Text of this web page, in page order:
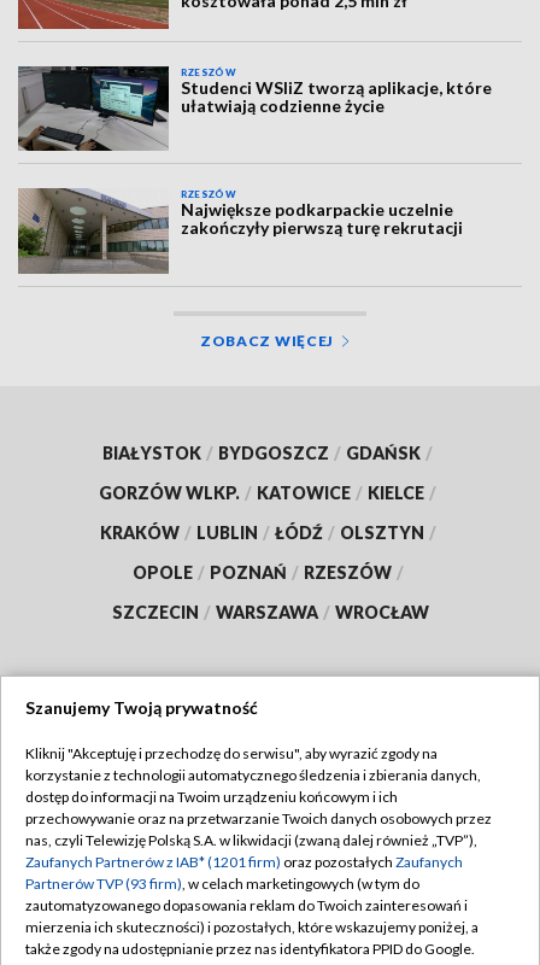
RZESZÓW
Studenci WSIiZ tworzą aplikacje, które
ułatwiają codzienne życie
RZESZÓW
Największe podkarpackie uczelnie
zakończyły pierwszą turę rekrutacji
ZOBACZ WIĘCEJ
BIAŁYSTOK / BYDGOSZCZ / GDAŃSK /
GORZÓW WLKP. / KATOWICE / KIELCE /
KRAKÓW / LUBLIN / ŁÓDŹ / OLSZTYN /
OPOLE / POZNAŃ / RZESZÓW /
SZCZECIN / WARSZAWA / WROCŁAW
TVP
Abonament TVP
Emisja w TVP
Centrum informacji TVP
Naziemna Telewizja Cyfrowa
Regulamin TVP
Polityka prywatności
Moje zgody
Pomoc
Szanujemy Twoją prywatność
Kliknij "Akceptuję i przechodzę do serwisu", aby wyrazić zgody na
korzystanie z technologii automatycznego śledzenia i zbierania danych,
dostęp do informacji na Twoim urządzeniu końcowym i ich
przechowywanie oraz na przetwarzanie Twoich danych osobowych przez
nas, czyli Telewizję Polską S.A. w likwidacji (zwaną dalej również „TVP”),
Zaufanych Partnerów z IAB* (1201 firm) oraz pozostałych Zaufanych
Partnerów TVP (93 firm), w celach marketingowych (w tym do
zautomatyzowanego dopasowania reklam do Twoich zainteresowań i
mierzenia ich skuteczności) i pozostałych, które wskazujemy poniżej, a
także zgody na udostępnianie przez nas identyfikatora PPID do Google.